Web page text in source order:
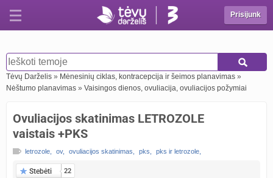
Prisijunk
Tėvų Darželis » Mėnesinių ciklas, kontracepcija ir šeimos planavimas »
Nėštumo planavimas » Vaisingos dienos, ovuliacija, ovuliacijos požymiai
Ovuliacijos skatinimas LETROZOLE
vaistais +PKS
letrozole ov, ovuliacijos skatinimas pks pks ir letrozole
Stebėti 22